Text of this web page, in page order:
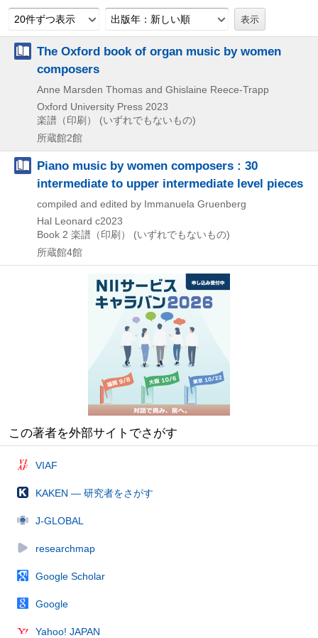
20件ずつ表示 出版年：新しい順
The Oxford book of organ music by women
composers
Anne Marsden Thomas and Ghislaine Reece-Trapp
Oxford University Press 2023
楽譜（印刷） (いずれでもないもの)
所蔵館2館
Piano music by women composers : 30
intermediate to upper intermediate level pieces
compiled and edited by Immanuela Gruenberg
Hal Leonard c2023
Book 2 楽譜（印刷） (いずれでもないもの)
所蔵館4館
この著者を外部サイトでさがす
VIAF
KAKEN — 研究者をさがす
J-GLOBAL
researchmap
Google Scholar
Google
Yahoo! JAPAN